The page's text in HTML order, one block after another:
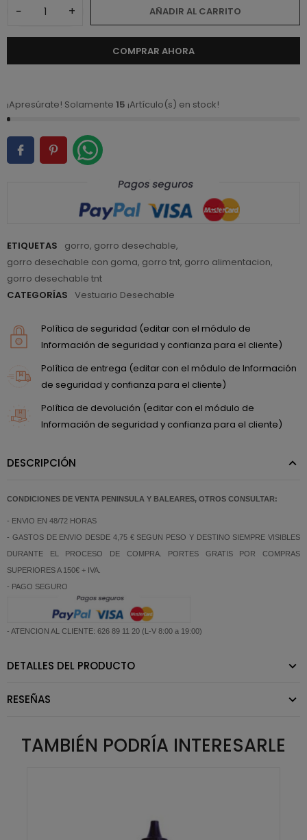
− + AÑADIR AL CARRITO
COMPRAR AHORA
¡Apresúrate! Solamente 15 ¡Artículo(s) en stock!
ETIQUETAS gorro, gorro desechable,
gorro desechable con goma, gorro tnt, gorro alimentacion,
gorro desechable tnt
CATEGORÍAS Vestuario Desechable
Política de seguridad (editar con el módulo de
Información de seguridad y confianza para el cliente)
Política de entrega (editar con el módulo de Información
de seguridad y confianza para el cliente)
Política de devolución (editar con el módulo de
Información de seguridad y confianza para el cliente)
DESCRIPCIÓN
CONDICIONES DE VENTA PENINSULA Y BALEARES, OTROS CONSULTAR:
- ENVIO EN 48/72 HORAS
- GASTOS DE ENVIO DESDE 4,75 € SEGUN PESO Y DESTINO SIEMPRE VISIBLES
DURANTE EL PROCESO DE COMPRA. PORTES GRATIS POR COMPRAS
SUPERIORES A 150€ + IVA.
- PAGO SEGURO
- ATENCION AL CLIENTE: 626 89 11 20 (L-V 8:00 a 19:00)
DETALLES DEL PRODUCTO
RESEÑAS
TAMBIÉN PODRÍA INTERESARLE